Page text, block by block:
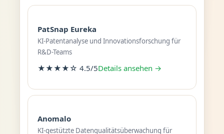
PatSnap Eureka
KI-Patentanalyse und Innovationsforschung für
R&D-Teams
★★★★☆ 4.5/5Details ansehen →
Anomalo
KI-gestützte Datenqualitätsüberwachung für